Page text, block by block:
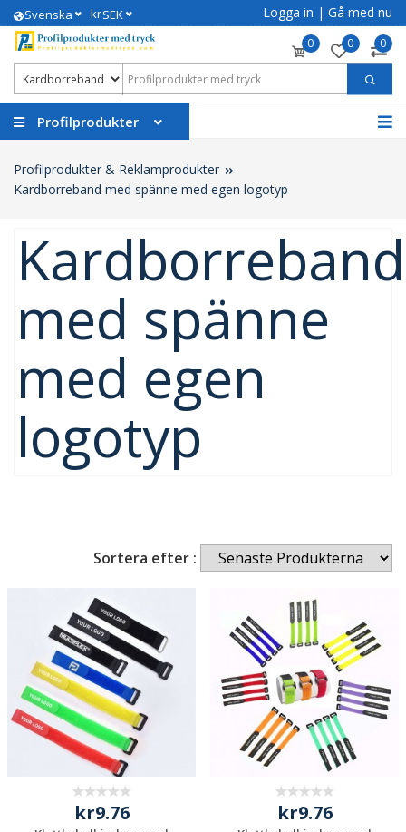
Svenska krSEK Logga in | Gå med nu
0 0 0
Profilprodukter
Profilprodukter & Reklamprodukter
Kardborreband med spänne med egen logotyp
Kardborreband
med spänne
med egen
logotyp
Sortera efter :
kr9.76 kr9.76